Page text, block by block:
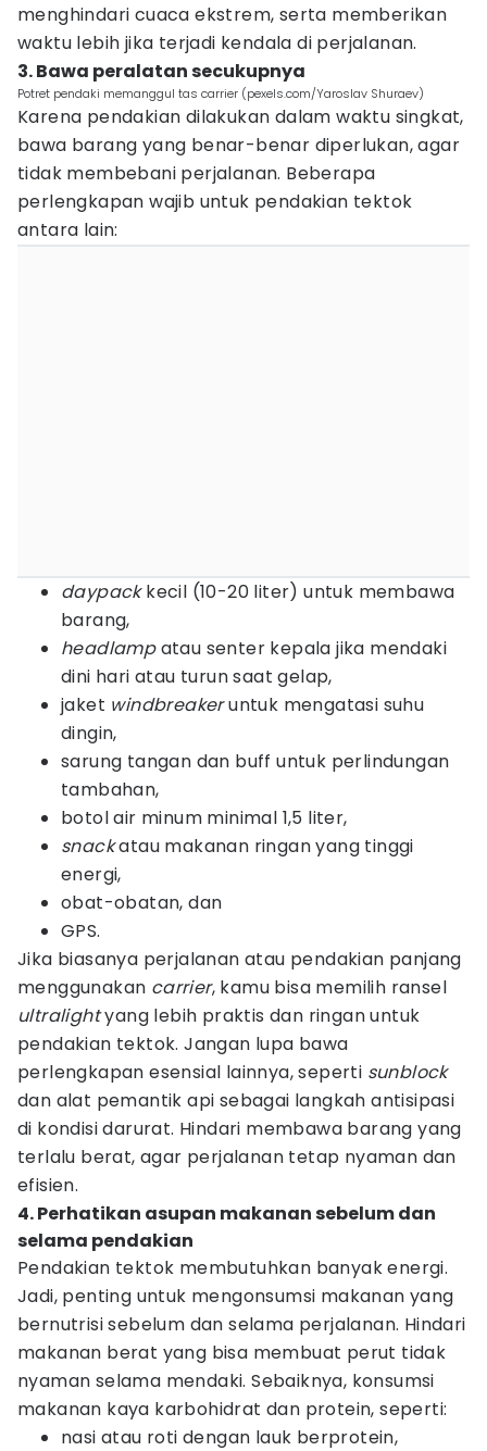
menghindari cuaca ekstrem, serta memberikan
waktu lebih jika terjadi kendala di perjalanan.
3. Bawa peralatan secukupnya
Potret pendaki memanggul tas carrier (pexels.com/Yaroslav Shuraev)
Karena pendakian dilakukan dalam waktu singkat,
bawa barang yang benar-benar diperlukan, agar
tidak membebani perjalanan. Beberapa
perlengkapan wajib untuk pendakian tektok
antara lain:
daypackkecil (10-20 liter) untuk membawa
barang,
headlampatau senter kepala jika mendaki
dini hari atau turun saat gelap,
jaket windbreakeruntuk mengatasi suhu
dingin,
sarung tangan dan buff untuk perlindungan
tambahan,
botol air minum minimal 1,5 liter,
snackatau makanan ringan yang tinggi
energi,
obat-obatan, dan
GPS.
Jika biasanya perjalanan atau pendakian panjang
menggunakan carrier, kamu bisa memilih ransel
ultralightyang lebih praktis dan ringan untuk
pendakian tektok. Jangan lupa bawa
perlengkapan esensial lainnya, seperti sunblock
dan alat pemantik api sebagai langkah antisipasi
di kondisi darurat. Hindari membawa barang yang
terlalu berat, agar perjalanan tetap nyaman dan
efisien.
4. Perhatikan asupan makanan sebelum dan
selama pendakian
Pendakian tektok membutuhkan banyak energi.
Jadi, penting untuk mengonsumsi makanan yang
bernutrisi sebelum dan selama perjalanan. Hindari
makanan berat yang bisa membuat perut tidak
nyaman selama mendaki. Sebaiknya, konsumsi
makanan kaya karbohidrat dan protein, seperti:
nasi atau roti dengan lauk berprotein,